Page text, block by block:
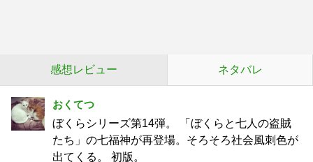
感想レビュー ネタバレ
おくてつ
ぼくらシリーズ第14弾。 「ぼくらと七人の盗賊
たち」の七福神が再登場。そろそろ社会風刺色が
出てくる。 初版。